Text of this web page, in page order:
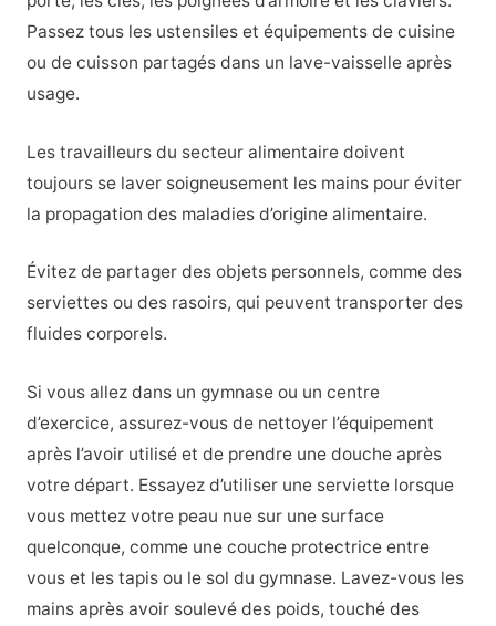
Passez tous les ustensiles et équipements de cuisine
ou de cuisson partagés dans un lave-vaisselle après
usage.
Les travailleurs du secteur alimentaire doivent
toujours se laver soigneusement les mains pour éviter
la propagation des maladies d’origine alimentaire.
Évitez de partager des objets personnels, comme des
serviettes ou des rasoirs, qui peuvent transporter des
fluides corporels.
Si vous allez dans un gymnase ou un centre
d’exercice, assurez-vous de nettoyer l’équipement
après l’avoir utilisé et de prendre une douche après
votre départ. Essayez d’utiliser une serviette lorsque
vous mettez votre peau nue sur une surface
quelconque, comme une couche protectrice entre
vous et les tapis ou le sol du gymnase. Lavez-vous les
mains après avoir soulevé des poids, touché des